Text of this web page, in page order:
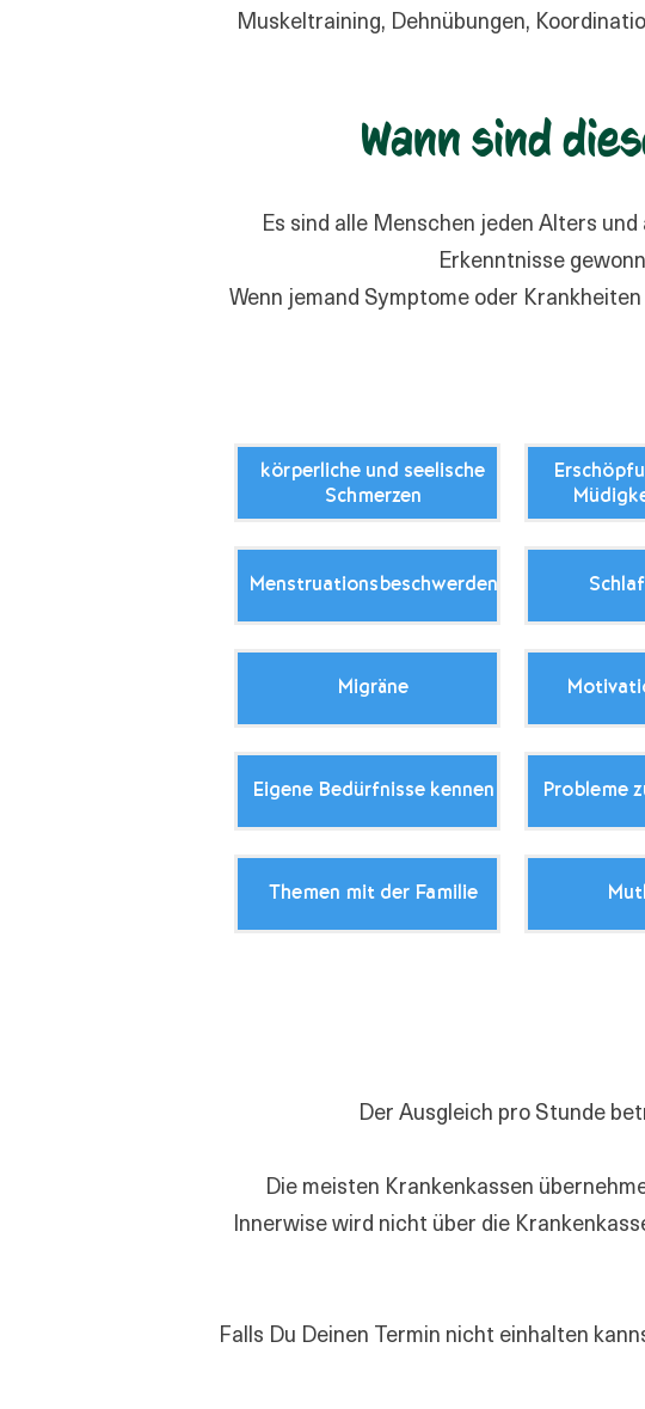
Muskeltraining, Dehnübungen,
Wann sind
Es sind alle Menschen jeden Alters
Erkenntnisse
Wenn jemand Symptome oder
körperliche und seelische
Schmerzen
Menstruationsbeschwerden
Migräne
Eigene Bedürfnisse kennen
Themen mit der Familie
Probleme
Der Ausgleich pro Stunde
Die meisten Krankenkassen
Innerwise wird nicht über die
Falls Du Deinen Termin nicht einhalten